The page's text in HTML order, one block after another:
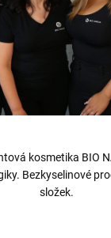
kosmetika BIO
Bezkyselinové
složek.